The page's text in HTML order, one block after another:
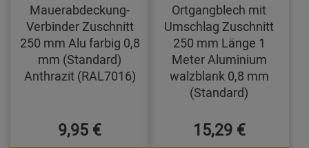
Mauerabdeckung-
Verbinder Zuschnitt
250 mm Alu farbig 0,8
mm (Standard)
Anthrazit (RAL7016)
9,95 €
Ortgangblech mit
Umschlag Zuschnitt
250 mm Länge 1
Meter Aluminium
walzblank 0,8 mm
(Standard)
15,29 €